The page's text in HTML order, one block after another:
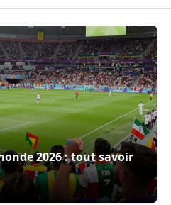
2026 : tout savoir